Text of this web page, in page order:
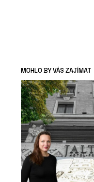
MOHLO BY VÁS ZAJÍMAT